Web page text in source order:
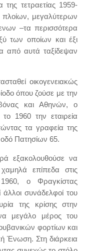
της τετραετίας 1959-
μεγαλύτερων
–τα περισσότερα
των οποίων και έξι
από αυτά ταξίδεψαν
οικογενειακώς
όπου ζούσε με την
και Αθηνών, ο
1960 την εταιρεία
τα γραφεία της
οδό Πατησίων 65.
εξακολουθούσε να
επίπεδα στις
ο Φραγκίστας
άλλοι συνάδελφοί του
της κρίσης στην
μεγάλο μέρος του
φορτίων και
Ένωση. Στη διάρκεια